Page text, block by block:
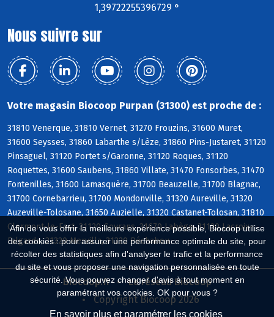
Afin de vous offrir la meilleure expérience possible, Biocoop utilise
des cookies : pour assurer une performance optimale du site, pour
récolter des statistiques afin d'analyser le trafic et la performance
du site et vous proposer une navigation personnalisée en toute
sécurité. Vous pouvez changer d'avis à tout moment en
paramétrant vos cookies. OK pour vous ?
En savoir plus et paramétrer les cookies
1,39722255396729 °
Nous suivre sur
Votre magasin Biocoop Purpan (31300) est proche de :
31810 Venerque, 31810 Vernet, 31270 Frouzins, 31600 Muret,
31600 Seysses, 31860 Labarthe s/Lèze, 31860 Pins-Justaret, 31120
Pinsaguel, 31120 Portet s/Garonne, 31120 Roques, 31120
Roquettes, 31600 Saubens, 31860 Villate, 31470 Fonsorbes, 31470
Fontenilles, 31600 Lamasquère, 31700 Beauzelle, 31700 Blagnac,
31700 Cornebarrieu, 31700 Mondonville, 31320 Aureville, 31320
Auzeville-Tolosane, 31650 Auzielle, 31320 Castanet-Tolosan, 31810
Clermont-le-Fort, 31120 Goyrans, 31670 Labège, 31120 Lacroix-
Falgarde, 31320 Mervilla, 31320 Péchabou
Biocoop.fr
Le réseau Biocoop
Copyright Biocoop 2026